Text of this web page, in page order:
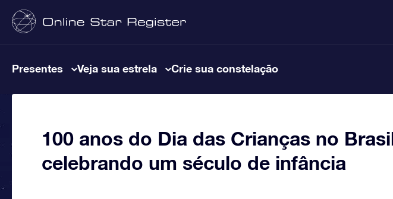
Presentes Veja sua estrela Crie sua constelação
100 anos do Dia das Crianças no
celebrando um século de infância